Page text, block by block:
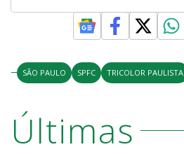
SÃO PAULO SPFC TRICOLOR PAULISTA
Últimas